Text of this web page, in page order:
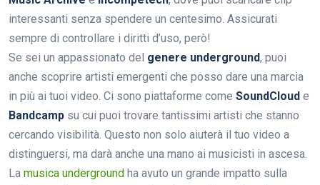
interessanti senza spendere un centesimo. Assicurati
sempre di controllare i diritti d’uso, però!
Se sei un appassionato del genere underground, puoi
anche scoprire artisti emergenti che posso dare una marcia
in più ai tuoi video. Ci sono piattaforme come SoundCloud e
Bandcamp su cui puoi trovare tantissimi artisti che stanno
cercando visibilità. Questo non solo aiuterà il tuo video a
distinguersi, ma darà anche una mano ai musicisti in ascesa.
La musica underground ha avuto un grande impatto sulla